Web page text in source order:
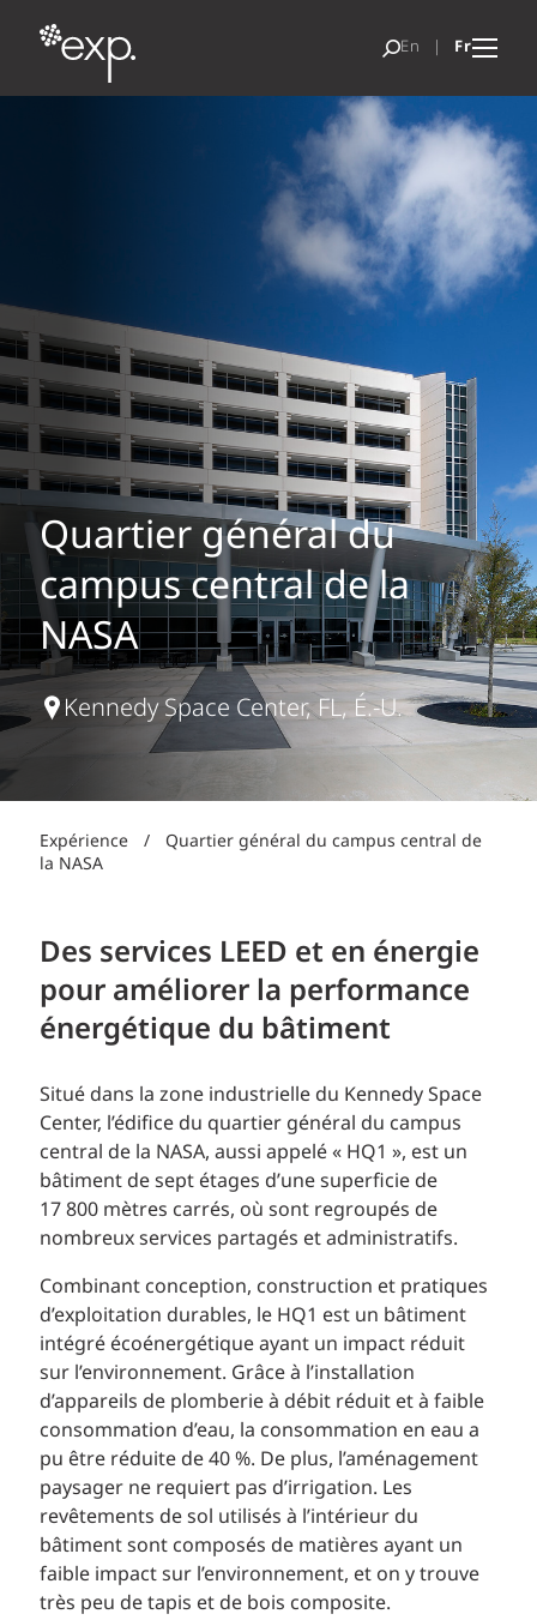
Quartier général du
campus central de la
NASA
Kennedy Space Center, FL, É.-U.
Expérience /
Quartier général du campus central de
la NASA
Des services LEED et en énergie
pour améliorer la performance
énergétique du bâtiment
Situé dans la zone industrielle du Kennedy Space
Center, l’édifice du quartier général du campus
central de la NASA, aussi appelé « HQ1 », est un
bâtiment de sept étages d’une superficie de
17 800 mètres carrés, où sont regroupés de
nombreux services partagés et administratifs.
Combinant conception, construction et pratiques
d’exploitation durables, le HQ1 est un bâtiment
intégré écoénergétique ayant un impact réduit
sur l’environnement. Grâce à l’installation
d’appareils de plomberie à débit réduit et à faible
consommation d’eau, la consommation en eau a
pu être réduite de 40 %. De plus, l’aménagement
paysager ne requiert pas d’irrigation. Les
revêtements de sol utilisés à l’intérieur du
bâtiment sont composés de matières ayant un
faible impact sur l’environnement, et on y trouve
très peu de tapis et de bois composite.